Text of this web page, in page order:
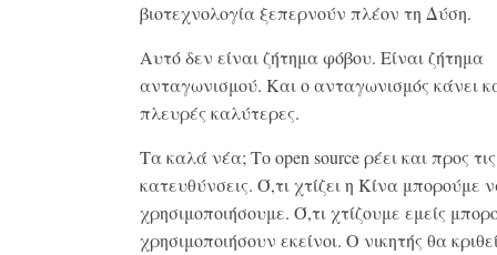
βιοτεχνολογία ξεπερνούν πλέον τη Δύση.
Αυτό δεν είναι ζήτημα φόβου. Είναι ζήτημα
ανταγωνισμού. Και ο ανταγωνισμός κάνει
πλευρές καλύτερες.
Τα καλά νέα; Το open source ρέει και προς
κατευθύνσεις. Ό,τι χτίζει η Κίνα μπορούμε
χρησιμοποιήσουμε. Ό,τι χτίζουμε εμείς
χρησιμοποιήσουν εκείνοι. Ο νικητής θα